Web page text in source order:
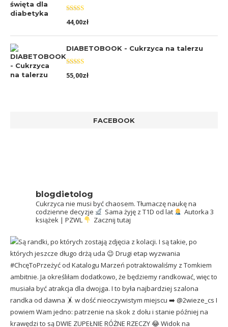
Oceniono
5.00na 5
44,00zł
DIABETOBOOK - Cukrzyca na talerzu
Oceniono
5.00na 5
55,00zł
FACEBOOK
blogdietolog
Cukrzyca nie musi być chaosem. Tłumaczę naukę na
codzienne decyzje
Sama żyję z T1D od lat
Autorka 3
książek | PZWL
Zacznij tutaj